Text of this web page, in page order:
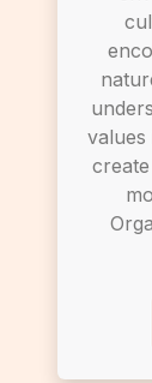
values